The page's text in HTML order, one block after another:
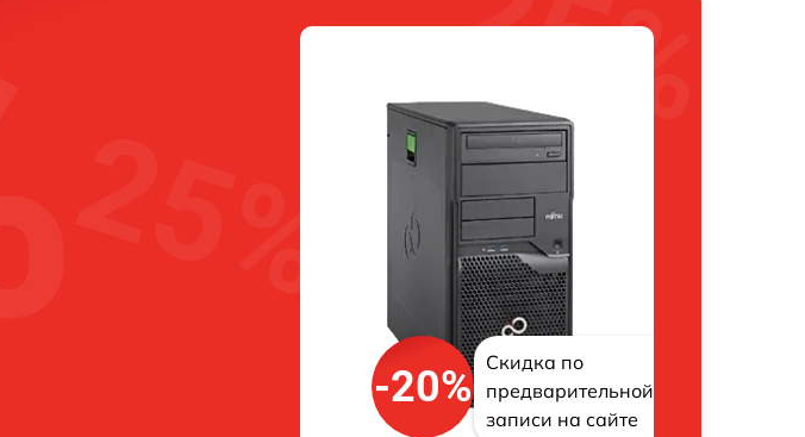
-20%
Скидка по
предварительной
записи на сайте